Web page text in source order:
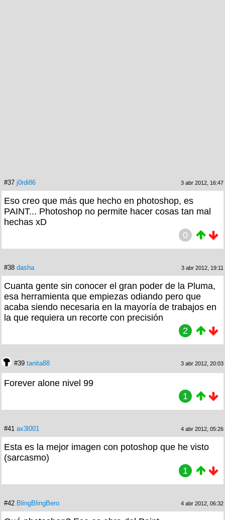
#37 j0rdi86 3 abr 2012, 16:47
Eso creo que más que hecho en photoshop, es
PAINT... Photoshop no permite hacer cosas tan mal
hechas xD
0
#38 dasha 3 abr 2012, 19:11
Cuanta gente sin conocer el gran poder de la Pluma,
esa herramienta que empiezas odiando pero que
acaba siendo necesaria en la mayoría de trabajos en
la que requiera un recorte con precisión
2
#39 tanita88 3 abr 2012, 20:03
Forever alone nivel 99
1
#41 ax3l001 4 abr 2012, 05:26
Esta es la mejor imagen con potoshop que he visto
(sarcasmo)
1
#42 BlingBlingBero 4 abr 2012, 06:32